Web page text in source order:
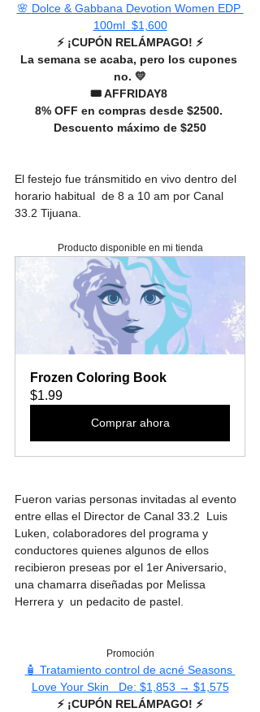
🌸 Dolce & Gabbana Devotion Women EDP
100ml  $1,600
⚡️ ¡CUPÓN RELÁMPAGO! ⚡️
La semana se acaba, pero los cupones
no. 💛
🎟️ AFFRIDAY8
8% OFF en compras desde $2500.
Descuento máximo de $250
El festejo fue tránsmitido en vivo dentro del
horario habitual  de 8 a 10 am por Canal
33.2 Tijuana.
Producto disponible en mi tienda
Frozen Coloring Book
$1.99
Comprar ahora
Fueron varias personas invitadas al evento
entre ellas el Director de Canal 33.2  Luis
Luken, colaboradores del programa y
conductores quienes algunos de ellos
recibieron preseas por el 1er Aniversario,
una chamarra diseñadas por Melissa
Herrera y  un pedacito de pastel.
Promoción
🧴 Tratamiento control de acné Seasons
Love Your Skin   De: $1,853 → $1,575
⚡️ ¡CUPÓN RELÁMPAGO! ⚡️